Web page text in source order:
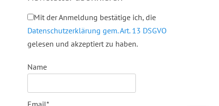
Mit der Anmeldung bestätige ich, die
Datenschutzerklärung gem. Art. 13 DSGVO
gelesen und akzeptiert zu haben.
Name
Email*